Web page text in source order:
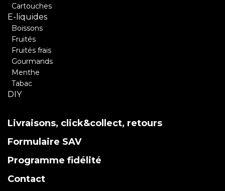
Cartouches
E-liquides
Boissons
Fruités
Fruités frais
Gourmands
Menthe
Tabac
DIY
Livraisons, click&collect, retours
Formulaire SAV
Programme fidélité
Contact